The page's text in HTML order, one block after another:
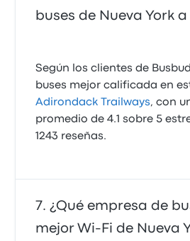
buses de Nueva York
Según los clientes de
buses mejor calificada en
Adirondack Trailways, con
promedio de 4.1 sobre 5
1243 reseñas.
¿Qué empresa de
mejor Wi-Fi de Nueva